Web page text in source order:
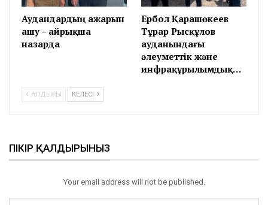
Аудандардың ажарын
ашу – айрықша
назарда
Ербол Қарашөкеев
Тұрар Рысқұлов
ауданындағы
әлеуметтік және
инфрақұрылымдық…
АЛДЫҢҒЫ КЕЛЕСІ
ПІКІР ҚАЛДЫРЫНЫЗ
Your email address will not be published.